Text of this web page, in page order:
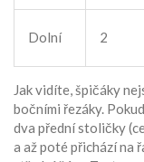
Dolní 2
Jak vidíte, špičáky
bočními řezáky.
dva přední stoličky
a až poté přichází na